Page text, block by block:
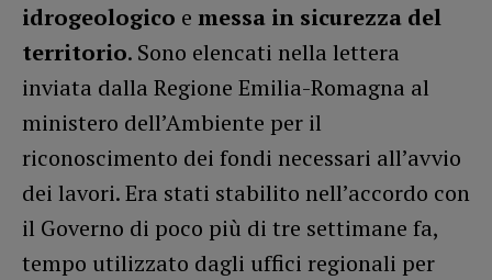
idrogeologico e messa in sicurezza del
territorio. Sono elencati nella lettera
inviata dalla Regione Emilia-Romagna al
ministero dell’Ambiente per il
riconoscimento dei fondi necessari all’avvio
dei lavori. Era stati stabilito nell’accordo con
il Governo di poco più di tre settimane fa,
tempo utilizzato dagli uffici regionali per